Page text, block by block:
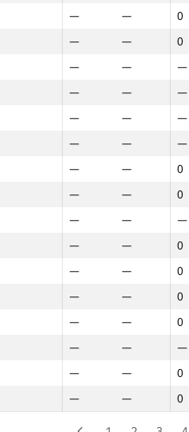
— —
0
— —
0
— —
—
— —
—
— —
—
— —
—
— —
0
— —
0
— —
—
— —
0
— —
0
— —
0
— —
0
— —
—
— —
0
— — 0
— —
0
— —
0
— —
—
— —
—
— —
—
— —
—
— —
0
— —
0
— —
—
— —
0
— —
0
— —
0
— —
0
— —
—
— —
0
— — 0